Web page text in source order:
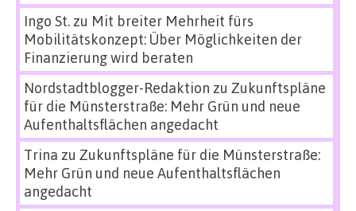
Ingo St.zu Mit breiter Mehrheit fürs
Mobilitätskonzept: Über Möglichkeiten der
Finanzierung wird beraten
Nordstadtblogger-Redaktion zu Zukunftspläne
für die Münsterstraße: Mehr Grün und neue
Aufenthaltsflächen angedacht
Trina zu Zukunftspläne für die Münsterstraße:
Mehr Grün und neue Aufenthaltsflächen
angedacht